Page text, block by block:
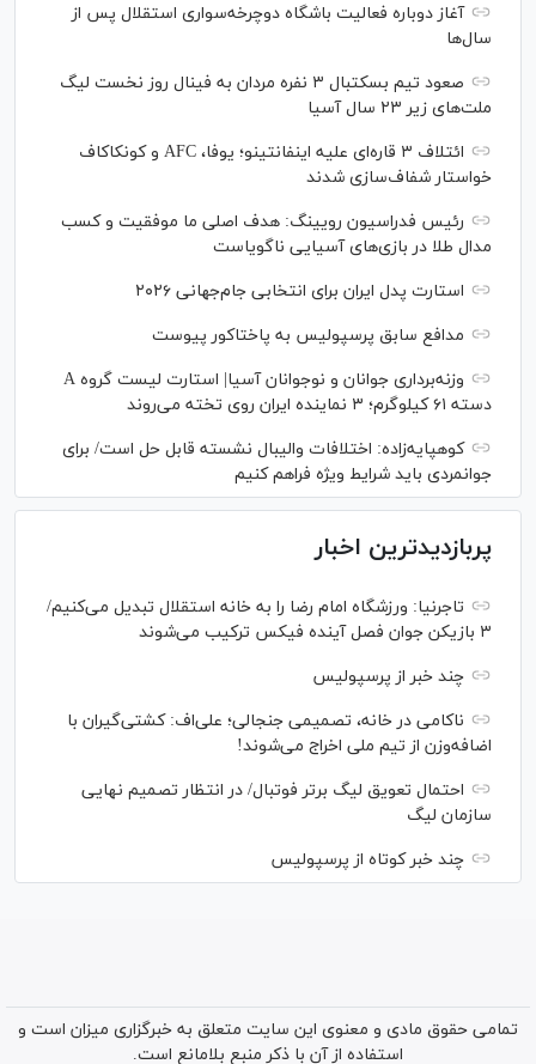
آغاز دوباره فعالیت باشگاه دوچرخه‌سواری استقلال پس از
سال‌ها
صعود تیم بسکتبال ۳ نفره مردان به فینال روز نخست لیگ
ملت‌های زیر ۲۳ سال آسیا
ائتلاف ۳ قاره‌ای علیه اینفانتینو؛ یوفا، AFC و کونکاکاف
خواستار شفاف‌سازی شدند
رئیس فدراسیون رویینگ: هدف اصلی ما موفقیت و کسب
مدال طلا در بازی‌های آسیایی ناگویاست
استارت پدل ایران برای انتخابی جام‌جهانی ۲۰۲۶
مدافع سابق پرسپولیس به پاختاکور پیوست
وزنه‌برداری جوانان و نوجوانان آسیا| استارت لیست گروه A
دسته ۶۱ کیلوگرم؛ ۳ نماینده ایران روی تخته می‌روند
کوهپایه‌زاده: اختلافات والیبال نشسته قابل حل است/ برای
جوانمردی باید شرایط ویژه فراهم کنیم
پربازدیدترین اخبار
تاجرنیا: ورزشگاه امام رضا را به خانه استقلال تبدیل می‌کنیم/
۳ بازیکن جوان فصل آینده فیکس ترکیب می‌شوند
چند خبر از پرسپولیس
ناکامی در خانه، تصمیمی جنجالی؛ علی‌اف: کشتی‌گیران با
اضافه‌وزن از تیم ملی اخراج می‌شوند!
احتمال تعویق لیگ برتر فوتبال/ در انتظار تصمیم نهایی
سازمان لیگ
چند خبر کوتاه از پرسپولیس
تمامی حقوق مادی و معنوی این سایت متعلق به خبرگزاری میزان است و
استفاده از آن با ذکر منبع بلامانع است.